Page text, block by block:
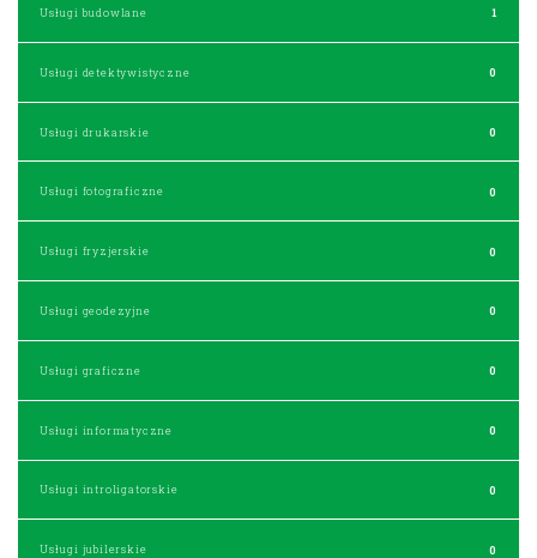
Usługi budowlane 1
Usługi detektywistyczne 0
Usługi drukarskie 0
Usługi fotograficzne 0
Usługi fryzjerskie 0
Usługi geodezyjne 0
Usługi graficzne 0
Usługi informatyczne 0
Usługi introligatorskie 0
Usługi jubilerskie 0